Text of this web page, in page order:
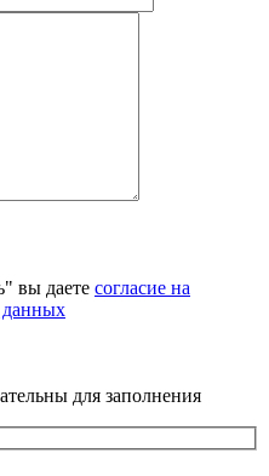
вы даете согласие на
данных
для заполнения